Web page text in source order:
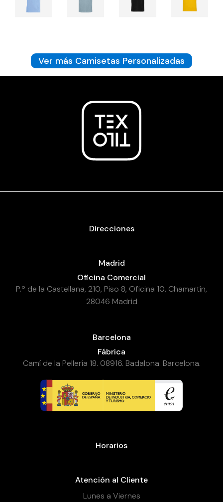
Ver más Camisetas Personalizadas
Direcciones
Madrid
Oficina Comercial
P.º de la Castellana, 210, Piso 8, Oficina 10, Chamartín,
28046 Madrid
Barcelona
Fábrica
Camí de la Pellería 18. 08916. Badalona. Barcelona.
Horarios
Atención al Cliente
Lunes a Viernes